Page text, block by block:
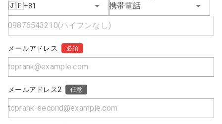
🇯🇵+81 携帯電話
メールアドレス 必須
メールアドレス2 任意